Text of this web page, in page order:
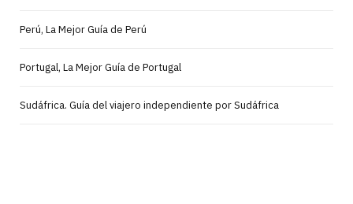
Perú, La Mejor Guía de Perú
Portugal, La Mejor Guía de Portugal
Sudáfrica. Guía del viajero independiente por Sudáfrica